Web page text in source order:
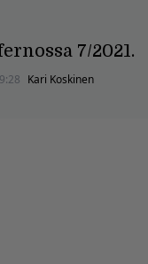
7/2021.
Kari Koskinen